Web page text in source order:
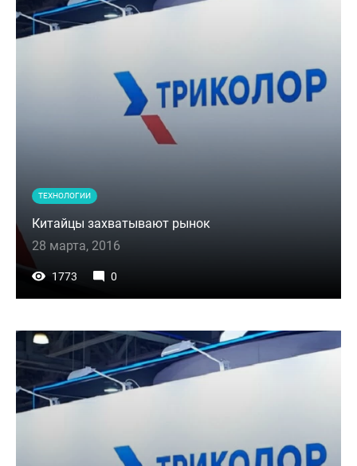
ТЕХНОЛОГИИ
Китайцы захватывают рынок
28 марта, 2016
1773 0